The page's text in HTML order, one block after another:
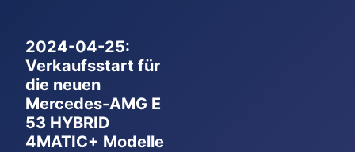
2024-04-25:
Verkaufsstart für
die neuen
Mercedes-AMG E
53 HYBRID
4MATIC+ Modelle